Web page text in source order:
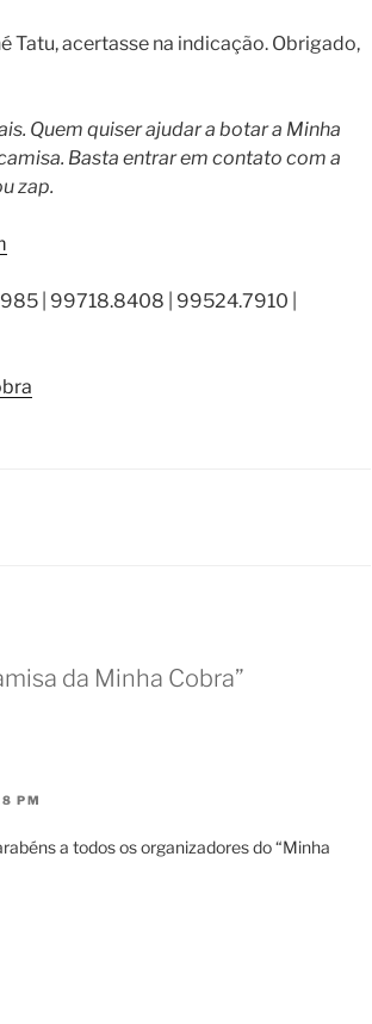
Tatu, acertasse na indicação. Obrigado,
Quem quiser ajudar a botar a Minha
Basta entrar em contato com a
zap.
| 99718.8408 | 99524.7910 |
da Minha Cobra”
PM
a todos os organizadores do “Minha